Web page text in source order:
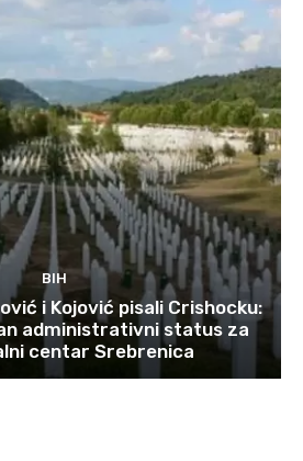
BIH
i Kojović pisali Crishocku:
administrativni status za
centar Srebrenica